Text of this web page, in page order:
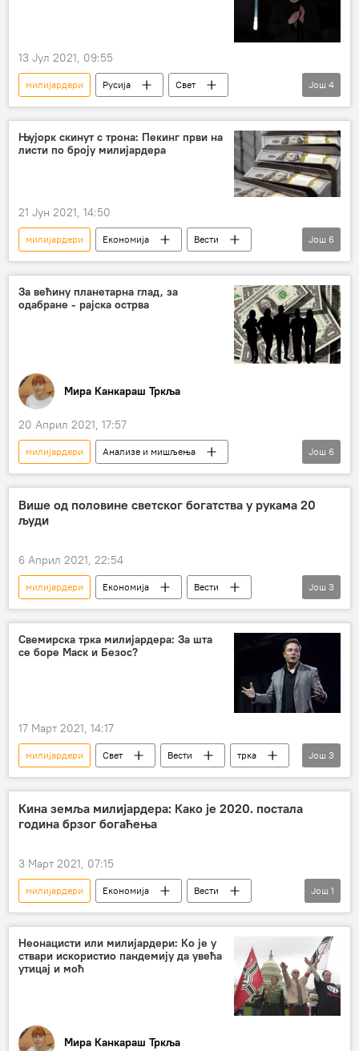
13 Јул 2021, 09:55
милијардери Русија
Свет
Вести
Илон Маск
Дмитриј Рогозин
Свемир
технологије
Још 4
Њујорк скинут с трона: Пекинг први на
листи по броју милијардера
21 Јун 2021, 14:50
милијардери Економија
Вести
Кина
Америка
Њујорк
Пекинг
Друштво
Још 6
За већину планетарна глад, за
одабране - рајска острва
Мира Канкараш Тркља
20 Април 2021, 17:57
милијардери
Анализе и мишљења
Коментари и Аналитика
пандемија
дугови
Још 6
Више од половине светског богатства у рукама 20
људи
6 Април 2021, 22:54
милијардери Економија
Вести
Форбс
листа богатство
Још 3
Свемирска трка милијардера: За шта
се боре Маск и Безос?
17 Март 2021, 14:17
милијардери Свет Вести
трка
космичка трка
Илон Маск
Џеф Безос
Још 3
Кина земља милијардера: Како је 2020. постала
година брзог богаћења
3 Март 2021, 07:15
милијардери Економија
Вести
Кина
Још 1
Неонацисти или милијардери: Ко је у
ствари искористио пандемију да увећа
утицај и моћ
Мира Канкараш Тркља